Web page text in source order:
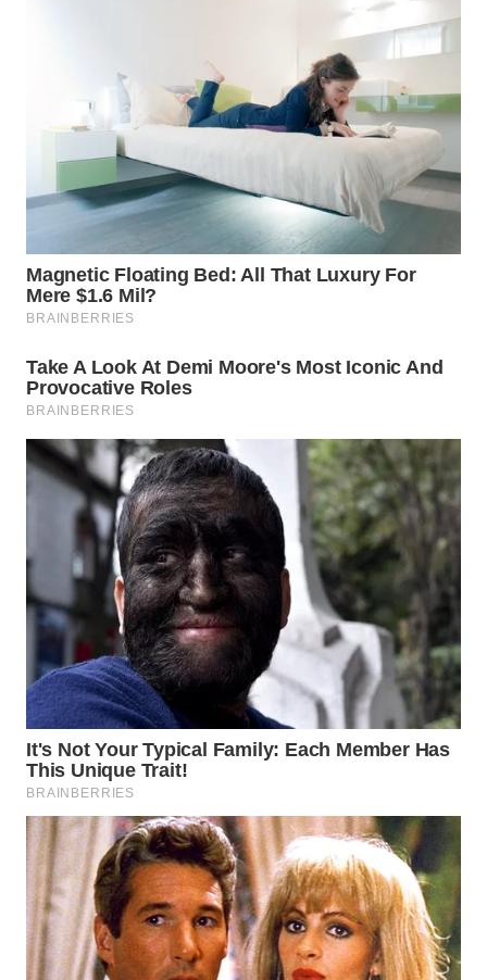
INDRAMAYU
WN
KUNINGAN
WN
WN
SUBANG
WN
SUKABUMI
WN
PURWAKARTA
WN
PRIANGAN
TIMUR
WN
SEMARANG
WN
SOLO
WN
BOROBUDUR
WN
MADURA
WN